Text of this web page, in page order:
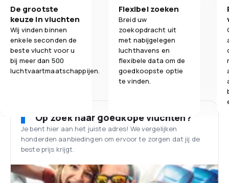
De grootste
keuze in vluchten
Wij vinden binnen
enkele seconden de
beste vlucht voor u
bij meer dan 500
luchtvaartmaatschappijen.
Flexibel zoeken
Breid uw
zoekopdracht uit
met nabijgelegen
luchthavens en
flexibele data om de
goedkoopste optie
te vinden.
Op zoek naar goedkope vluchten?
Je bent hier aan het juiste adres! We vergelijken
honderden aanbiedingen om ervoor te zorgen dat jij de
beste prijs krijgt.